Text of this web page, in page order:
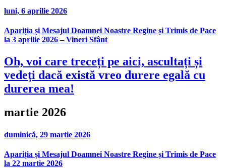
luni, 6 aprilie 2026
Apariția și Mesajul Doamnei Noastre Regine și Trimis de Pace
la 3 aprilie 2026 – Vineri Sfânt
Oh, voi care treceți pe aici, ascultați și
vedeți dacă există vreo durere egală cu
durerea mea!
martie 2026
duminică, 29 martie 2026
Apariția și Mesajul Doamnei Noastre Regine și Trimis de Pace
la 22 martie 2026